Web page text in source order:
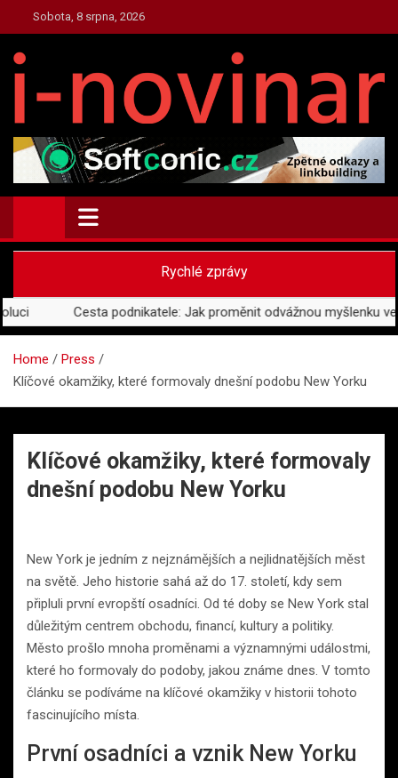
to
content
Sobota, 8 srpna, 2026
PRESS.I-NOVINAR.CZ
Press Informace a Novinky
Rychlé zprávy
Cesta podnikatele: Jak proměnit odvážnou myšlenku ve
Home
Press
Klíčové okamžiky, které formovaly dnešní podobu New Yorku
Klíčové okamžiky, které formovaly
dnešní podobu New Yorku
New York je jedním z nejznámějších a nejlidnatějších měst
na světě. Jeho historie sahá až do 17. století, kdy sem
připluli první evropští osadníci. Od té doby se New York stal
důležitým centrem obchodu, financí, kultury a politiky.
Město prošlo mnoha proměnami a významnými událostmi,
které ho formovaly do podoby, jakou známe dnes. V tomto
článku se podíváme na klíčové okamžiky v historii tohoto
fascinujícího místa.
První osadníci a vznik New Yorku